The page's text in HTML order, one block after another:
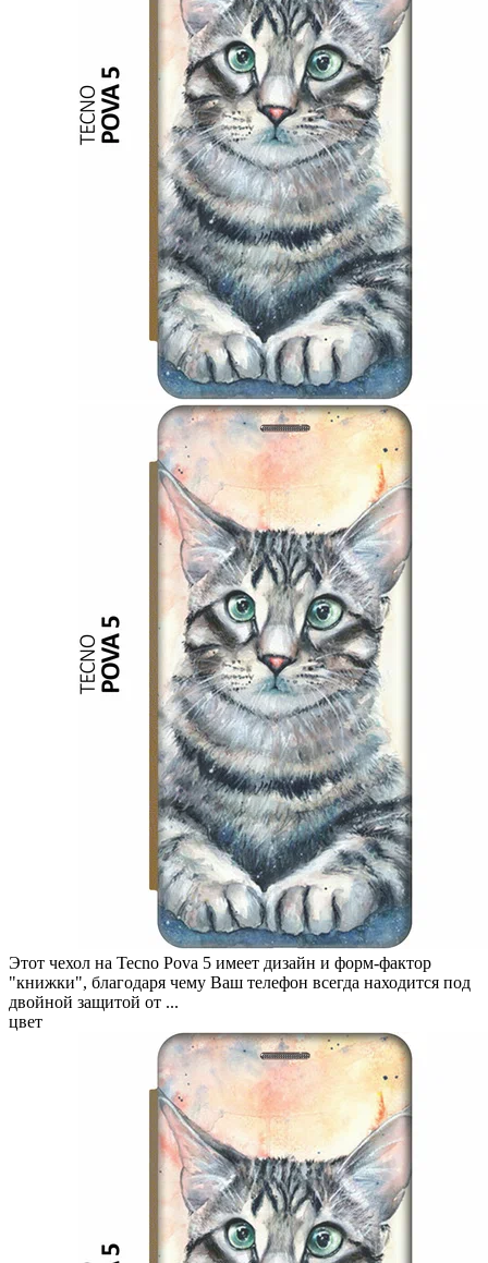
Этот чехол на Tecno Pova 5 имеет дизайн и форм-фактор
"книжки", благодаря чему Ваш телефон всегда находится под
двойной защитой от ...
цвет